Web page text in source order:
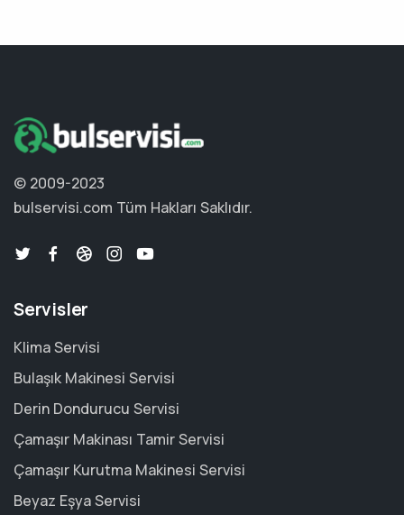
© 2009-2023
bulservisi.com Tüm Hakları Saklıdır.
Servisler
Klima Servisi
Bulaşık Makinesi Servisi
Derin Dondurucu Servisi
Çamaşır Makinası Tamir Servisi
Çamaşır Kurutma Makinesi Servisi
Beyaz Eşya Servisi